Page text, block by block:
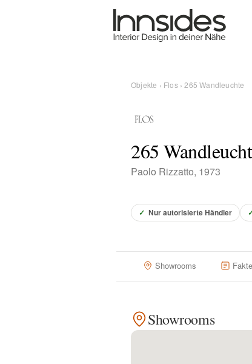
Objekte › Flos› 265 Wandleuchte
265
Paolo Rizzatto, 1973
✓ Nur autorisierte Händler
Showrooms
Showrooms